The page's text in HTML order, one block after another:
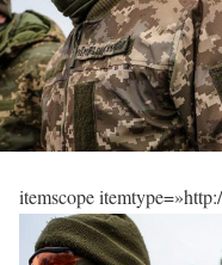
itemscope